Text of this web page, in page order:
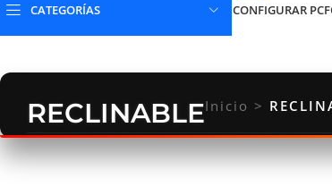
CATEGORÍAS CONFIGURAR PC
RECLINABLEInicio >